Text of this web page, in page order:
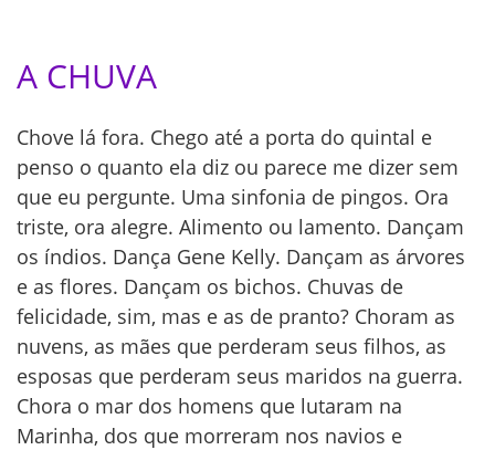
A CHUVA
Chove lá fora. Chego até a porta do quintal e
penso o quanto ela diz ou parece me dizer sem
que eu pergunte. Uma sinfonia de pingos. Ora
triste, ora alegre. Alimento ou lamento. Dançam
os índios. Dança Gene Kelly. Dançam as árvores
e as flores. Dançam os bichos. Chuvas de
felicidade, sim, mas e as de pranto? Choram as
nuvens, as mães que perderam seus filhos, as
esposas que perderam seus maridos na guerra.
Chora o mar dos homens que lutaram na
Marinha, dos que morreram nos navios e